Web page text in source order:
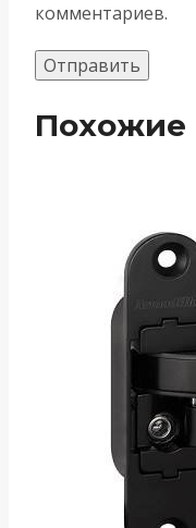
комментариев.
Похожие